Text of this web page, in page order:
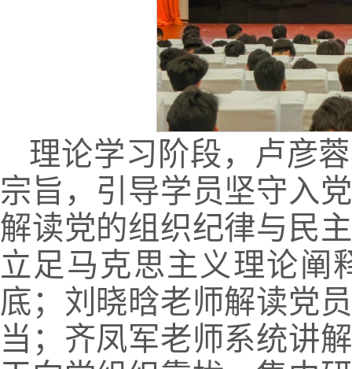
理论学习阶段，卢彦
宗旨，引导学员坚守入
解读党的组织纪律与民
立足马克思主义理论阐
底；刘晓晗老师解读党
当；齐凤军老师系统讲